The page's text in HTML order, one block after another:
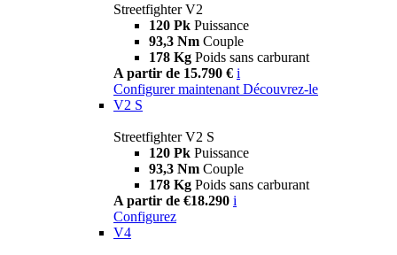
Streetfighter V2
120 Pk Puissance
93,3 Nm Couple
178 Kg Poids sans carburant
A partir de 15.790 € i
Configurer maintenant Découvrez-le
V2 S
Streetfighter V2 S
120 Pk Puissance
93,3 Nm Couple
178 Kg Poids sans carburant
A partir de €18.290 i
Configurez
V4